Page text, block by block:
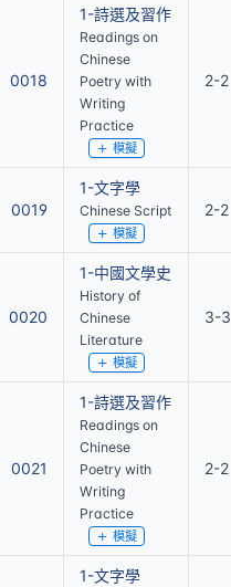
0018
1-詩選及習作
Readings on
Chinese
Poetry with
Writing
Practice
模擬
2-2
0019
1-文字學
Chinese Script
模擬
2-2
0020
1-中國文學史
History of
Chinese
Literature
模擬
3-3
0021
1-詩選及習作
Readings on
Chinese
Poetry with
Writing
Practice
模擬
2-2
1-文字學